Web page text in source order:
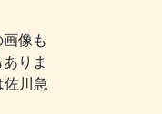
像も
りま
川急